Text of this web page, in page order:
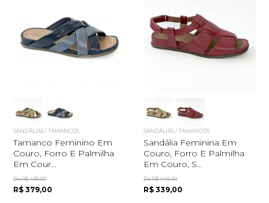
SANDÁLIAS / TAMANCOS
Tamanco Feminino Em
Couro, Forro E Palmilha
Em Cour...
De R$ 435,00
R$ 379,00
SANDÁLIAS / TAMANCOS
Sandália Feminina Em
Couro, Forro E Palmilha
Em Couro, S...
De R$ 445,00
R$ 339,00